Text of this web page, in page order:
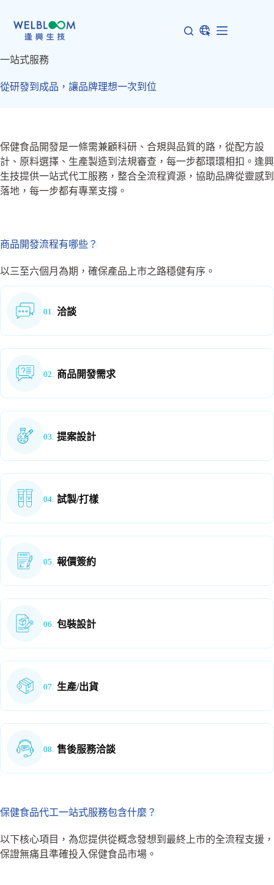
容
一站式服務
從研發到成品，讓品牌理想一次到位
保健食品開發是一條需兼顧科研、合規與品質的路，從配方設
計、原料選擇、生產製造到法規審查，每一步都環環相扣。逢興
生技提供一站式代工服務，整合全流程資源，協助品牌從靈感到
落地，每一步都有專業支撐。
商品開發流程有哪些？
以三至六個月為期，確保產品上市之路穩健有序。
01. 洽談
02. 商品開發需求
03. 提案設計
04. 試製/打樣
05. 報價簽約
06. 包裝設計
07. 生產/出貨
08. 售後服務洽談
保健食品代工一站式服務包含什麼？
以下核心項目，為您提供從概念發想到最終上市的全流程支援，
保證無痛且準確投入保健食品市場。